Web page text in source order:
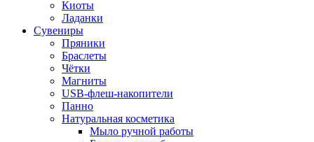
Киоты
Ладанки
Сувениры
Пряники
Браслеты
Чётки
Магниты
USB-флеш-накопители
Панно
Натуральная косметика
Мыло ручной работы